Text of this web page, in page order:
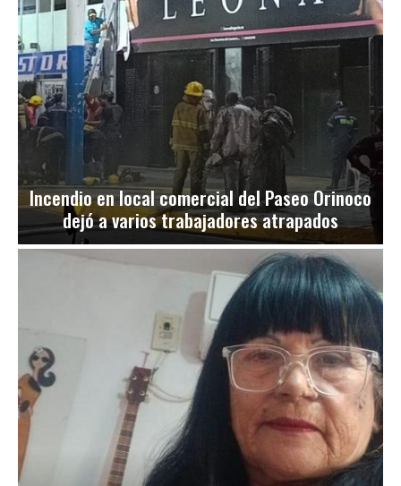
Incendio en local comercial del Paseo Orinoco
dejó a varios trabajadores atrapados